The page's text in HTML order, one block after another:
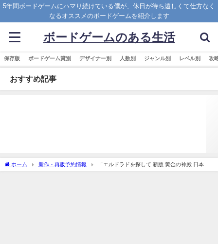
5年間ボードゲームにハマり続けている僕が、休日が待ち遠しくて仕方なく
なるオススメのボードゲームを紹介します
ボードゲームのある生活
保存版 ボードゲーム賞別 デザイナー別 人数別 ジャンル別 レベル別 攻
おすすめ記事
ホーム 新作・再販予約情報
「エルドラドを探して 新版 黄金の神殿 日本語
版 (The Quest for El Dorado： The Golden Temples)」の概略と予約購入可能なショッ